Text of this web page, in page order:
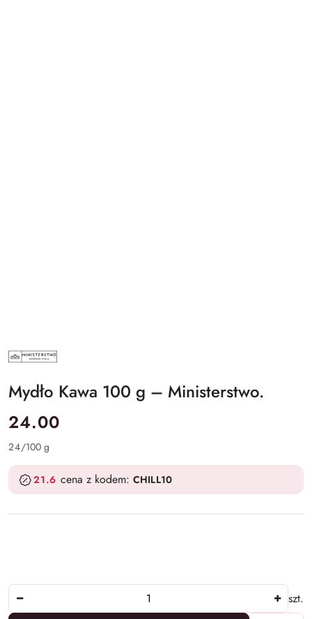
MINISTERSTWO
DOBREGO
Mydło Kawa 100 g – Ministerstwo.
cena:
24.00
24/100 g
21.6 cena z kodem: CHILL10
szt.